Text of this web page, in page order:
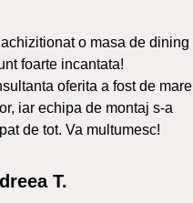
o masa de dining
foarte incantata!
oferita a fost de mare
iar echipa de montaj s-a
de tot. Va multumesc!
T.